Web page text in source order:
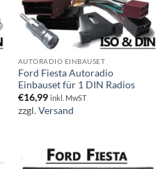
AUTORADIO EINBAUSET
Ford Fiesta Autoradio
Einbauset für 1 DIN Radios
€16,99 inkl. MwST
zzgl.Versand